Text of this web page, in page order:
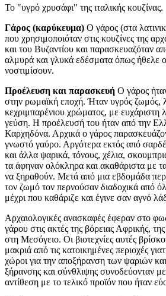
Το "υγρό χρυσάφι" της ιταλικής κουζίνας.
Γάρος (καρύκευμα) Ο γάρος (στα
που χρησιμοποιόταν στις κουζίνες της
και του Βυζαντίου και παρασκευαζόταν
αλμυρά και γλυκά εδέσματα όπως ήθελε
νοστιμίσουν.
Προέλευση και παρασκευή Ο γάρος
στην ρωμαϊκή εποχή. Ήταν υγρός ζωμός,
κεχριμπαρένιου χρώματος, με ευχάριστη
γεύση. Η προέλευσή του ήταν από την
Καρχηδόνα. Αρχικά ο γάρος
γνωστό γαύρο. Αργότερα εκτός από
και άλλα ψαρικά, τόνους, χέλια,
τα άφηναν ολόκληρα και ακαθάριστα με
να ξηραθούν. Μετά από μια εβδομάδα
τον ζωμό τον περνούσαν διαδοχικά από
μέχρι που καθάριζε και έγινε σαν αγνό
Αρχαιολογικές ανασκαφές έφεραν στο
γάρου στις ακτές της βόρειας Αφρικής,
στη Μεσόγειο. Οι βιοτεχνίες αυτές
μακριά από τις κατοικημένες περιοχές
χώροι για την αποξήρανση των ψαριών και
ξήρανσης και σύνθλιψης συνοδεύονταν
αντίθεση με το τελικό προϊόν που ήταν